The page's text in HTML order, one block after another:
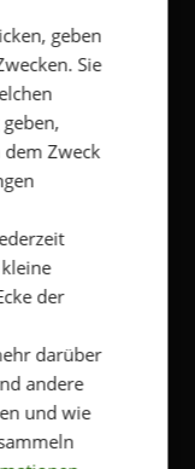
Ihrer
meine
geben
Sie
dem Zweck
der
darüber
andere
und wie